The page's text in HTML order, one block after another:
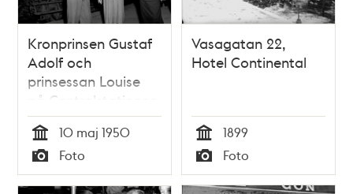
Kronprinsen Gustaf
Adolf och
prinsessan Louise
på Centralstationen
i Stockholm
Tid
10 maj 1950
Typ
Foto
Vasagatan 22,
Hotel Continental
Tid
1899
Typ
Foto